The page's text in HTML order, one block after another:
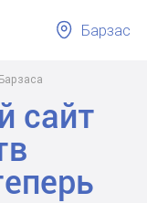
Барзас
сайт